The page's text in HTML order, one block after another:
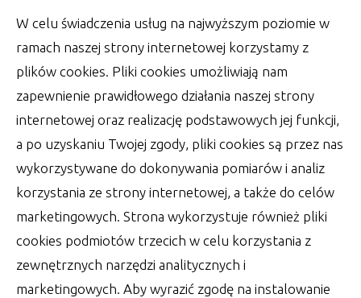
W celu świadczenia usług na najwyższym poziomie w
ramach naszej strony internetowej korzystamy z
plików cookies. Pliki cookies umożliwiają nam
zapewnienie prawidłowego działania naszej strony
internetowej oraz realizację podstawowych jej funkcji,
a po uzyskaniu Twojej zgody, pliki cookies są przez nas
wykorzystywane do dokonywania pomiarów i analiz
korzystania ze strony internetowej, a także do celów
marketingowych. Strona wykorzystuje również pliki
cookies podmiotów trzecich w celu korzystania z
zewnętrznych narzędzi analitycznych i
marketingowych. Aby wyrazić zgodę na instalowanie
montaż fotowoltaiki
Dzisiaj technologia poszła o wiele na wyższy
poziom. Nie wolno mówić już o dawnych,
autor:Lucjan 25 lipca 2022